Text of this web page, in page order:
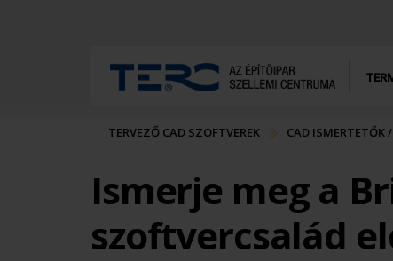
TERVEZŐ CAD SZOFTVEREK CAD ISMERTETŐK
Ismerje meg a
szoftvercsalád